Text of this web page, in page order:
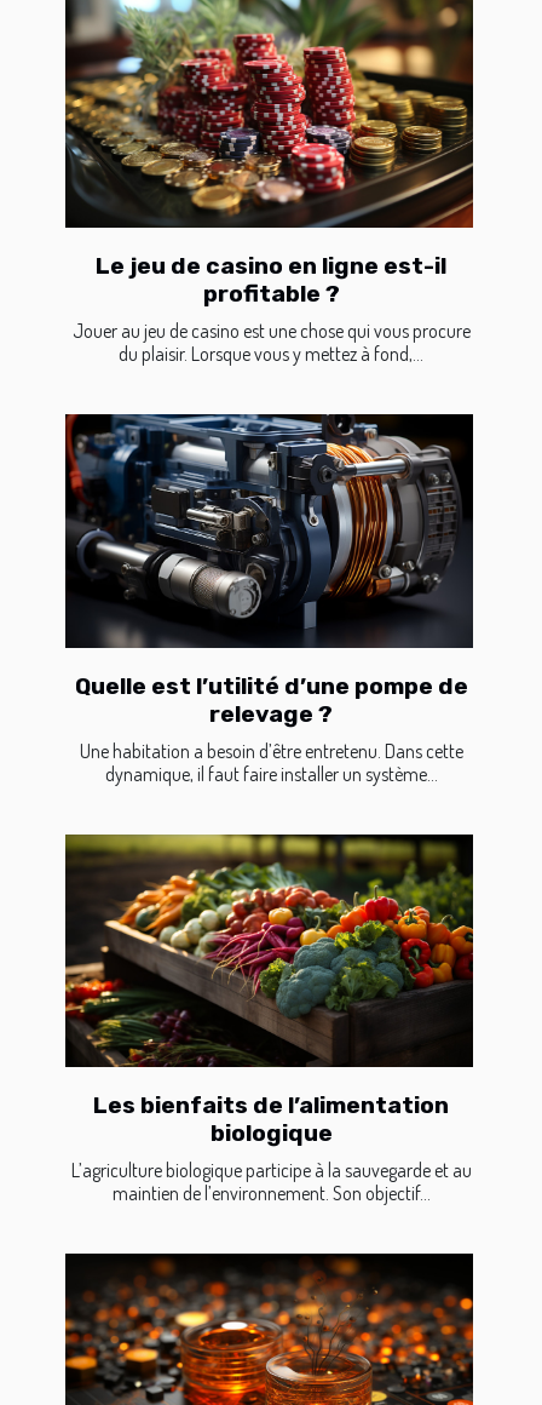
Le jeu de casino en ligne est-il
profitable ?
Jouer au jeu de casino est une chose qui vous procure
du plaisir. Lorsque vous y mettez à fond,...
Quelle est l’utilité d’une pompe de
relevage ?
Une habitation a besoin d’être entretenu. Dans cette
dynamique, il faut faire installer un système...
Les bienfaits de l’alimentation
biologique
L’agriculture biologique participe à la sauvegarde et au
maintien de l’environnement. Son objectif...